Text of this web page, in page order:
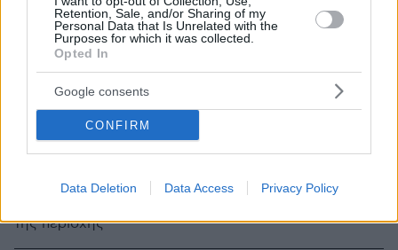
Retention, Sale, and/or Sharing of my
Personal Data that Is Unrelated with the
Purposes for which it was collected.
Opted In
Google consents
CONFIRM
Data Deletion Data Access Privacy Policy
Ασέλγησε σε 64χρονη που έκανε μπάνιο στο Διακοπτό
Η γυναίκα κατάφερε να ξεφύγει από τον 52χρονο και
της περιοχής
06.08.2024, 09:16 7